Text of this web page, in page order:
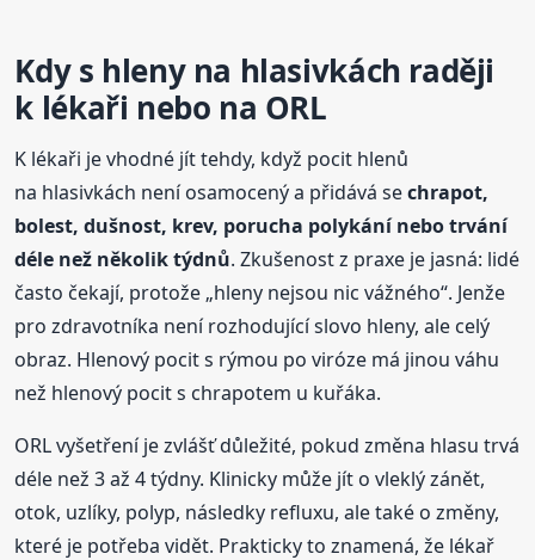
Kdy s hleny na hlasivkách raději
k lékaři nebo na ORL
K lékaři je vhodné jít tehdy, když pocit hlenů
na hlasivkách není osamocený a přidává sechrapot,
bolest, dušnost, krev, porucha polykání nebo trvání
déle než několik týdnů. Zkušenost z praxe je jasná: lidé
často čekají, protože „hleny nejsou nic vážného“. Jenže
pro zdravotníka není rozhodující slovo hleny, ale celý
obraz. Hlenový pocit s rýmou po viróze má jinou váhu
než hlenový pocit s chrapotem u kuřáka.
ORL vyšetření je zvlášť důležité, pokud změna hlasu trvá
déle než 3 až 4 týdny. Klinicky může jít o vleklý zánět,
otok, uzlíky, polyp, následky refluxu, ale také o změny,
které je potřeba vidět. Prakticky to znamená, že lékař